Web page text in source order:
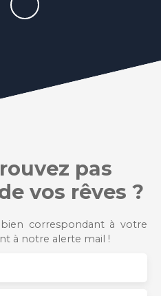
pas
vos rêves ?
correspondant à votre
à notre alerte mail !